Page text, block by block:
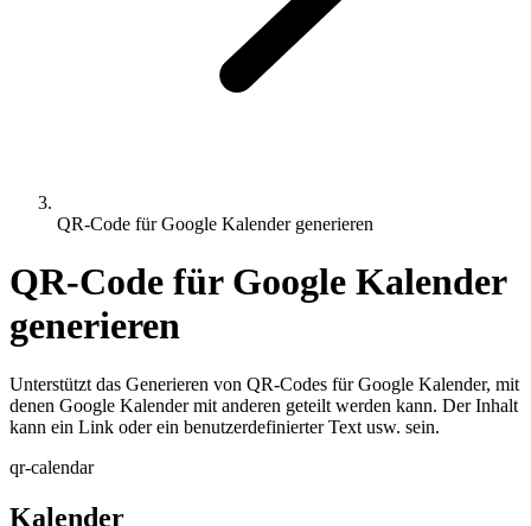
QR-Code für Google Kalender generieren
QR-Code für Google Kalender
generieren
Unterstützt das Generieren von QR-Codes für Google Kalender, mit
denen Google Kalender mit anderen geteilt werden kann. Der Inhalt
kann ein Link oder ein benutzerdefinierter Text usw. sein.
qr-calendar
Kalender